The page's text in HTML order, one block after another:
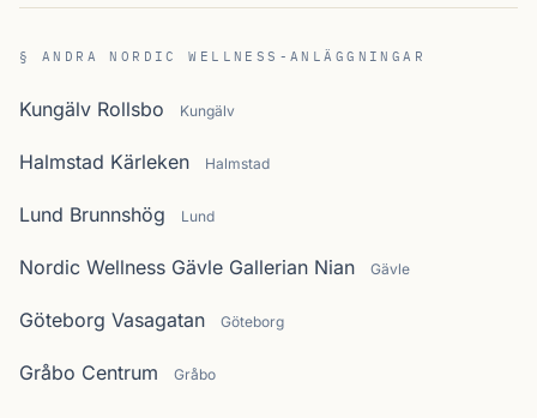
§ ANDRA NORDIC WELLNESS-ANLÄGGNINGAR
Kungälv Rollsbo Kungälv
Halmstad Kärleken Halmstad
Lund Brunnshög Lund
Nordic Wellness Gävle Gallerian Nian Gävle
Göteborg Vasagatan Göteborg
Gråbo Centrum Gråbo